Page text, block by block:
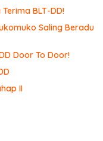
BLT-DD!
Saling Beradu
Door To Door!
II